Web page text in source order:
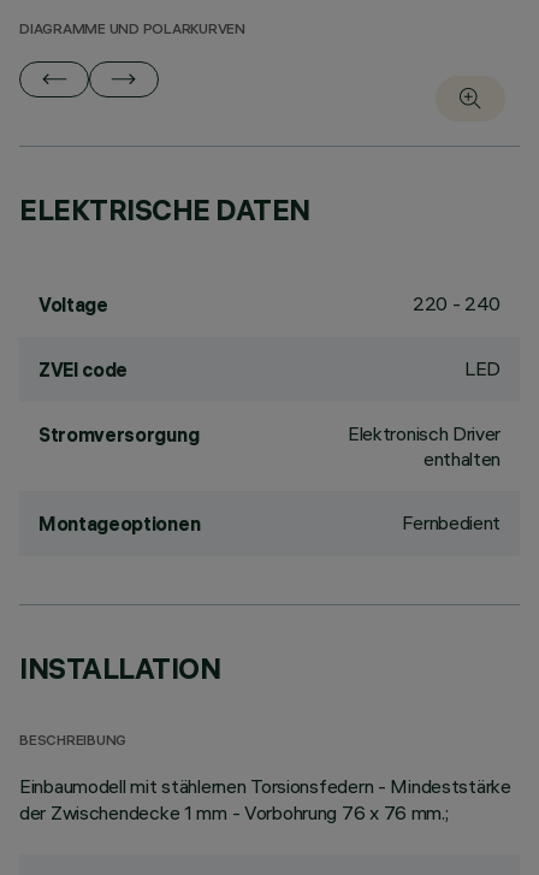
DIAGRAMME UND POLARKURVEN
ELEKTRISCHE DATEN
Voltage 220 - 240
ZVEI code LED
Stromversorgung
Elektronisch Driver
enthalten
Montageoptionen Fernbedient
INSTALLATION
BESCHREIBUNG
Einbaumodell mit stählernen Torsionsfedern - Mindeststärke
der Zwischendecke 1 mm - Vorbohrung 76 x 76 mm.;